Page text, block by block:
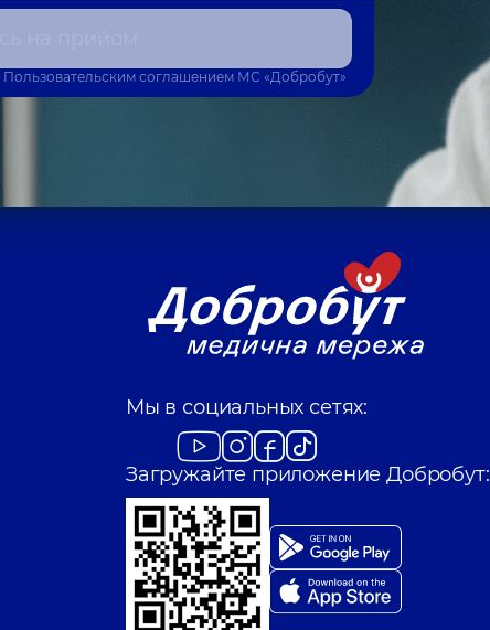
Пользовательским соглашениемМС «Добробут»
Мы в социальных сетях:
Загружайте приложение Добробут: